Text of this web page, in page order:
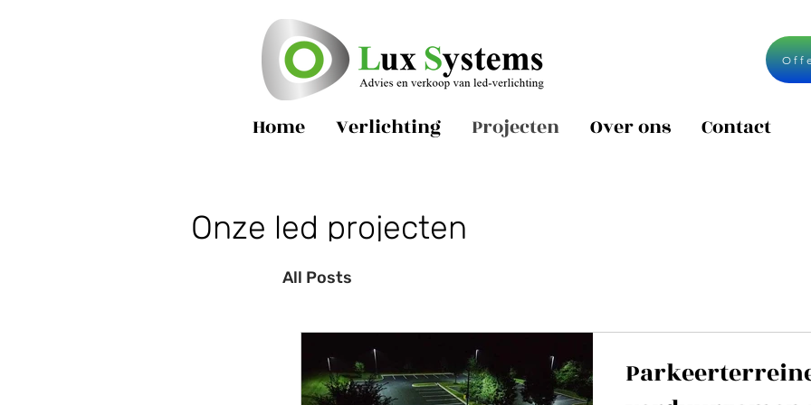
Home Verlichting Projecten Over ons Contact
Onze led projecten
All Posts